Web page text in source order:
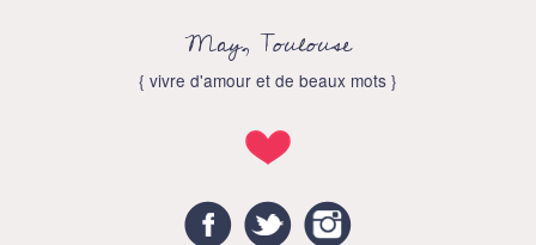
May, Toulouse
{ vivre d'amour et de beaux mots }
FacebookTwitter